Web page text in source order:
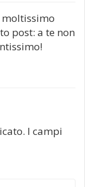
moltissimo
post: a te non
I campi